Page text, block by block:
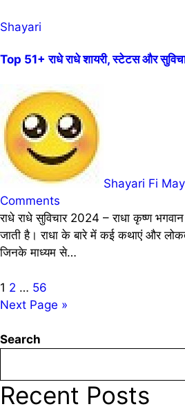
Shayari
Top 51+ राधे राधे शायरी, स्टेटस और
Shayari Fi
Comments
राधे राधे सुविचार 2024 – राधा कृष्ण भगवान की प्रिय और परम भक्त मानी
जाती है। राधा के बारे में कई कथाएं और
जिनके माध्यम से…
Posts
pagination
1 2 … 56
Next Page »
Search
Recent Posts